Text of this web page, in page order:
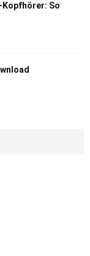
So